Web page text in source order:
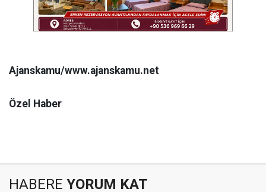
Ajanskamu/www.ajanskamu.net
Özel Haber
HABERE YORUM KAT